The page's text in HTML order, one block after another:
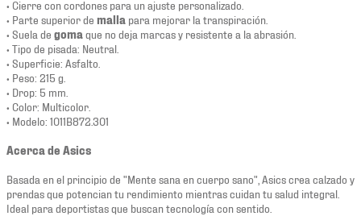
• Cierre con cordones para un ajuste personalizado.
• Parte superior de malla para mejorar la transpiración.
• Suela de goma que no deja marcas y resistente a la abrasión.
• Tipo de pisada: Neutral.
• Superficie: Asfalto.
• Peso: 215 g.
• Drop: 5 mm.
• Color: Multicolor.
• Modelo: 1011B872.301
Acerca de Asics
Basada en el principio de "Mente sana en cuerpo sano", Asics crea calzado y
prendas que potencian tu rendimiento mientras cuidan tu salud integral.
Ideal para deportistas que buscan tecnología con sentido.